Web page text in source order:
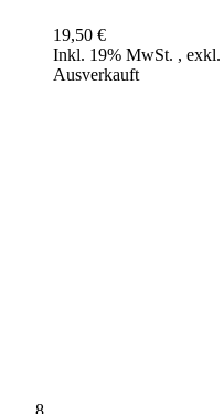
19,50 €
Inkl. 19% MwSt. , exkl.
Ausverkauft